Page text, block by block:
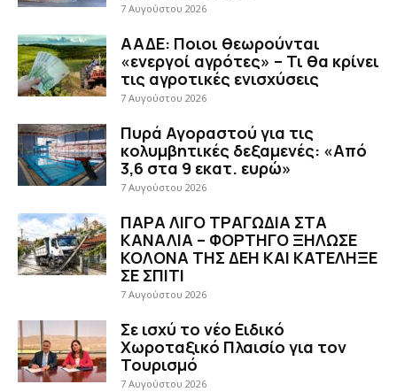
7 Αυγούστου 2026
ΑΑΔΕ: Ποιοι θεωρούνται
«ενεργοί αγρότες» – Τι θα κρίνει
τις αγροτικές ενισχύσεις
7 Αυγούστου 2026
Πυρά Αγοραστού για τις
κολυμβητικές δεξαμενές: «Από
3,6 στα 9 εκατ. ευρώ»
7 Αυγούστου 2026
ΠΑΡΑ ΛΙΓΟ ΤΡΑΓΩΔΙΑ ΣΤΑ
ΚΑΝΑΛΙΑ – ΦΟΡΤΗΓΟ ΞΗΛΩΣΕ
ΚΟΛΟΝΑ ΤΗΣ ΔΕΗ ΚΑΙ ΚΑΤΕΛΗΞΕ
ΣΕ ΣΠΙΤΙ
7 Αυγούστου 2026
Σε ισχύ το νέο Ειδικό
Χωροταξικό Πλαισίο για τον
Τουρισμό
7 Αυγούστου 2026